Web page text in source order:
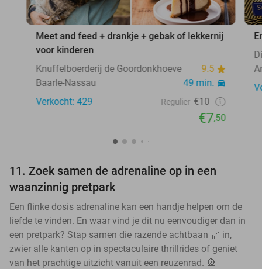
Meet and feed + drankje + gebak of lekkernij
voor kinderen
Knuffelboerderij de Goordonkhoeve
9.5
Baarle-Nassau
49 min.
Verkocht: 429
Regulier €10
€7,50
11. Zoek samen de adrenaline op in een
waanzinnig pretpark
Een flinke dosis adrenaline kan een handje helpen om de
liefde te vinden. En waar vind je dit nu eenvoudiger dan in
een pretpark? Stap samen die razende achtbaan 🎢 in,
zwier alle kanten op in spectaculaire thrillrides of geniet
van het prachtige uitzicht vanuit een reuzenrad. 🎡